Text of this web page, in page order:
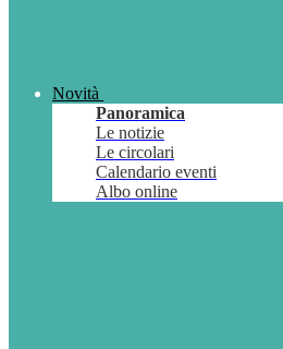
Novità
Panoramica
Le notizie
Le circolari
Calendario eventi
Albo online